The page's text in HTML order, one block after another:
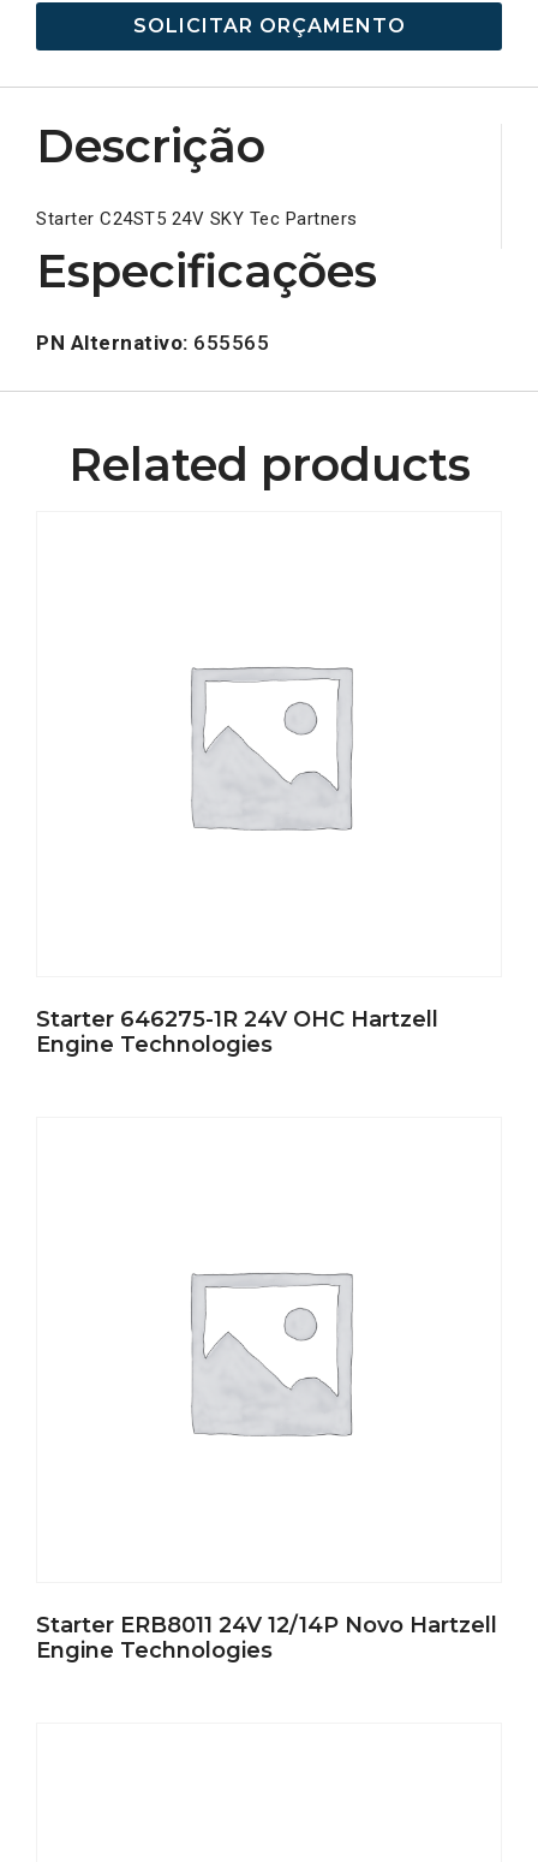
SOLICITAR ORÇAMENTO
Descrição
Starter C24ST5 24V SKY Tec Partners
Especificações
PN Alternativo: 655565
Related products
Starter 646275-1R 24V OHC Hartzell
Engine Technologies
Starter ERB8011 24V 12/14P Novo Hartzell
Engine Technologies